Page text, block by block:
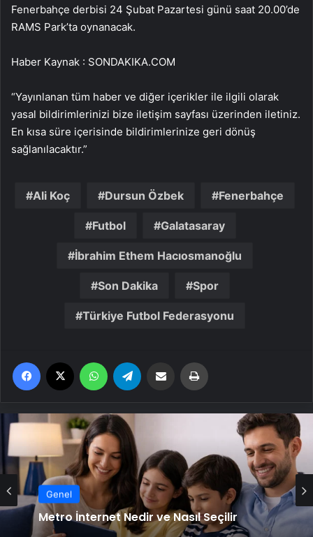
Fenerbahçe derbisi 24 Şubat Pazartesi günü saat 20.00’de
RAMS Park’ta oynanacak.
Haber Kaynak : SONDAKIKA.COM
“Yayınlanan tüm haber ve diğer içerikler ile ilgili olarak
yasal bildirimlerinizi bize iletişim sayfası üzerinden iletiniz.
En kısa süre içerisinde bildirimlerinize geri dönüş
sağlanılacaktır.”
Ali Koç Dursun Özbek Fenerbahçe
Futbol Galatasaray
İbrahim Ethem Hacıosmanoğlu
Son Dakika Spor
Türkiye Futbol Federasyonu
Facebook WhatsApp Email'den paylaş
Genel
Metro İnternet Nedir ve Nasıl Seçilir